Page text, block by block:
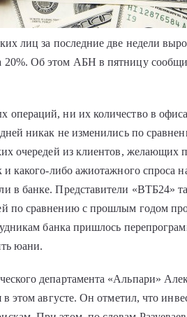
лиц за последние две недели
Об этом АБН в пятницу
операций, ни их количество в
дней никак не изменились по
очередей из клиентов, желающих
какого-либо ажиотажного спроса
в банке. Представители «ВТБ24»
по сравнению с прошлым годом
банка пришлось
юани.
департамента «Альпари»
этом августе. Он отметил, что